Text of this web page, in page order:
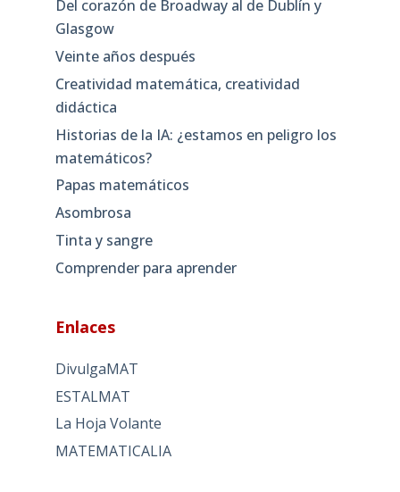
Del corazón de Broadway al de Dublín y
Glasgow
Veinte años después
Creatividad matemática, creatividad
didáctica
Historias de la IA: ¿estamos en peligro los
matemáticos?
Papas matemáticos
Asombrosa
Tinta y sangre
Comprender para aprender
Enlaces
DivulgaMAT
ESTALMAT
La Hoja Volante
MATEMATICALIA